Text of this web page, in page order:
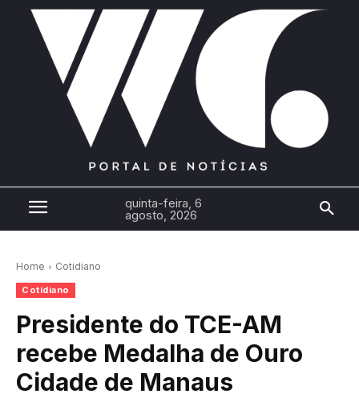
quinta-feira, 6
agosto, 2026
Home Cotidiano
Cotidiano
Presidente do TCE-AM
recebe Medalha de Ouro
Cidade de Manaus